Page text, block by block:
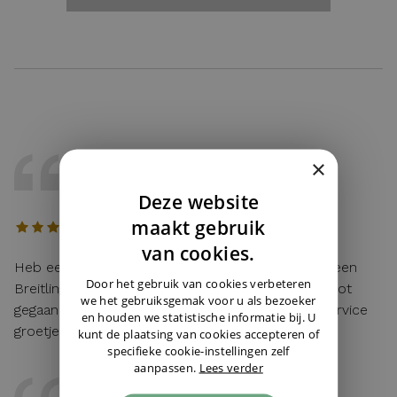
Heb eerst gebeld met Cindy voor wat uitleg van een
Breitling en alles vlot verlopen achteraf en zeer vlot
gegaan voor de levering Juwelier Burger is Top service
groetjes Kristof
BEERS
GERMAN
×
Deze website
maakt gebruik
van cookies.
Door het gebruik van cookies verbeteren
we het gebruiksgemak voor u als bezoeker
en houden we statistische informatie bij. U
kunt de plaatsing van cookies accepteren of
specifieke cookie-instellingen zelf
aanpassen. Lees verder